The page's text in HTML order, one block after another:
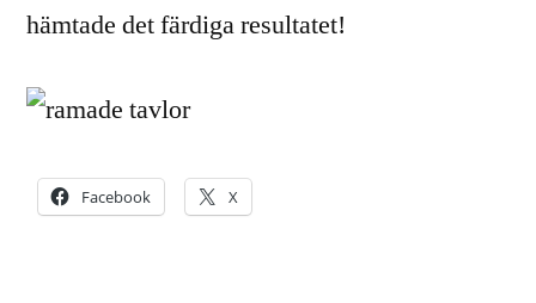
hämtade det färdiga resultatet!
Facebook X